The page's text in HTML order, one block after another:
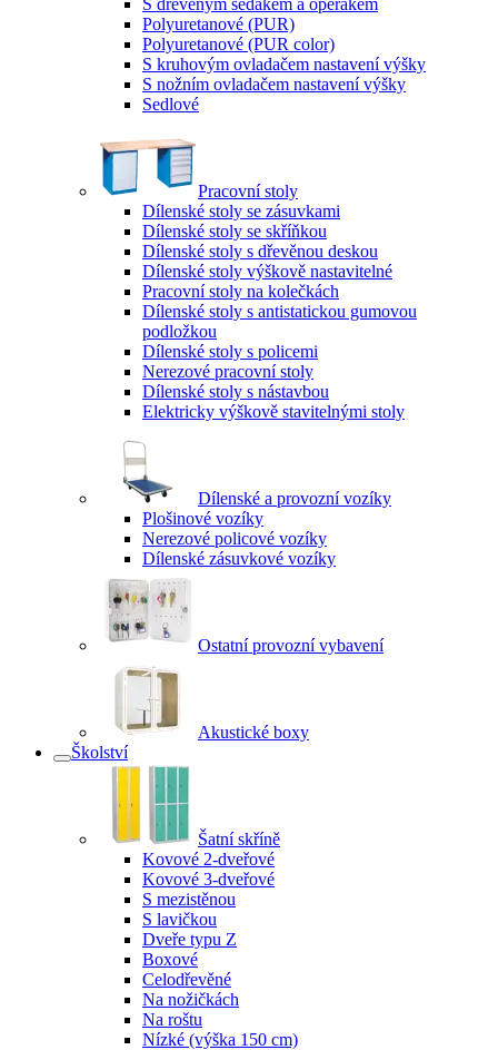
S dřevěným sedákem a opěrákem
Polyuretanové (PUR)
Polyuretanové (PUR color)
S kruhovým ovladačem nastavení výšky
S nožním ovladačem nastavení výšky
Sedlové
Pracovní stoly
Dílenské stoly se zásuvkami
Dílenské stoly se skříňkou
Dílenské stoly s dřevěnou deskou
Dílenské stoly výškově nastavitelné
Pracovní stoly na kolečkách
Dílenské stoly s antistatickou gumovou
podložkou
Dílenské stoly s policemi
Nerezové pracovní stoly
Dílenské stoly s nástavbou
Elektricky výškově stavitelnými stoly
Dílenské a provozní vozíky
Plošinové vozíky
Nerezové policové vozíky
Dílenské zásuvkové vozíky
Ostatní provozní vybavení
Akustické boxy
Školství
Šatní skříně
Kovové 2-dveřové
Kovové 3-dveřové
S mezistěnou
S lavičkou
Dveře typu Z
Boxové
Celodřevěné
Na nožičkách
Na roštu
Nízké (výška 150 cm)